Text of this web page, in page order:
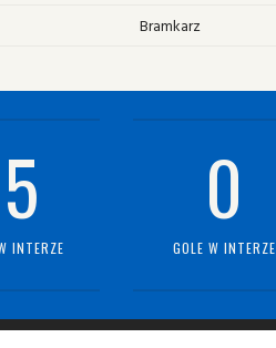
Bramkarz
INTERZE
0
GOLE W INTERZE